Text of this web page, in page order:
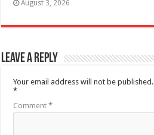
August 3, 2026
Leave a Reply
Your email address will not be published.
*
Comment*